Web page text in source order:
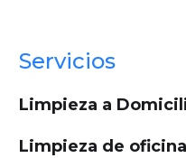
Servicios
Limpieza a
Limpieza de